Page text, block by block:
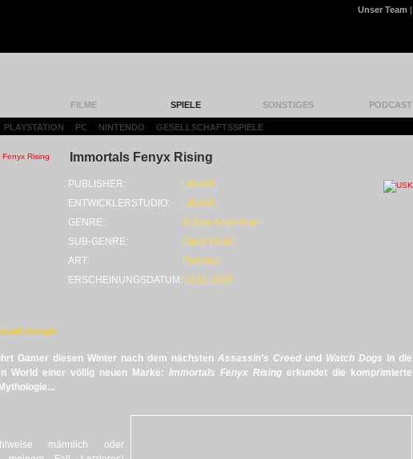
Unser Team |
FILME SPIELE SONSTIGES PODCAST
PLAYSTATION PC NINTENDO GESELLSCHAFTSSPIELE
Immortals Fenyx Rising
PUBLISHER:
Ubisoft
ENTWICKLERSTUDIO:
Ubisoft
GENRE:
Action-Adventure
SUB-GENRE:
Open World
ART:
Fullprice
ERSCHEINUNGSDATUM:03.12.2020
LorD Avenger
Gamer diesen Winter nach dem nächsten Assassin's Creedund Watch Dogs in die
World einer völlig neuen Marke: Immortals Fenyx Risingerkundet die komprimierte
männlich oder